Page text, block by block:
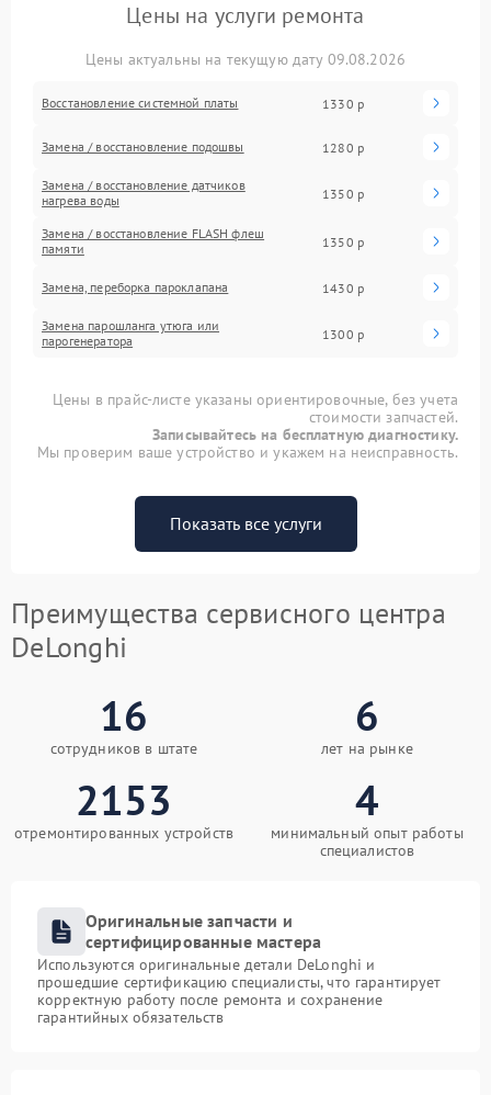
Цены на услуги ремонта
Цены актуальны на текущую дату 09.08.2026
Восстановление системной платы 1330 р
Замена / восстановление подошвы 1280 р
Замена / восстановление датчиков
нагрева воды
1350 р
Замена / восстановление FLASH флеш
памяти
1350 р
Замена, переборка пароклапана 1430 р
Замена парошланга утюга или
парогенератора
1300 р
Цены в прайс-листе указаны ориентировочные, без учета
стоимости запчастей.
Записывайтесь на бесплатную диагностику.
Мы проверим ваше устройство и укажем на неисправность.
Показать все услуги
Преимущества сервисного центра
DeLonghi
16
сотрудников в штате
6
лет на рынке
2153
отремонтированных устройств
4
минимальный опыт работы
специалистов
Оригинальные запчасти и
сертифицированные мастера
Используются оригинальные детали DeLonghi и
прошедшие сертификацию специалисты, что гарантирует
корректную работу после ремонта и сохранение
гарантийных обязательств